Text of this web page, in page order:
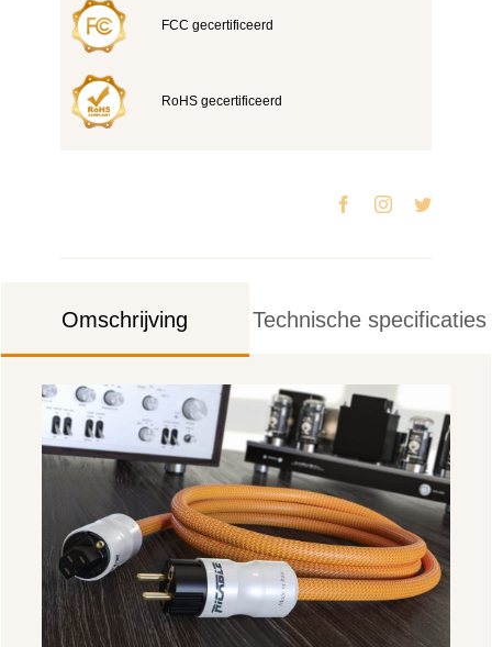
FCC gecertificeerd
RoHS gecertificeerd
Omschrijving Technische specificaties